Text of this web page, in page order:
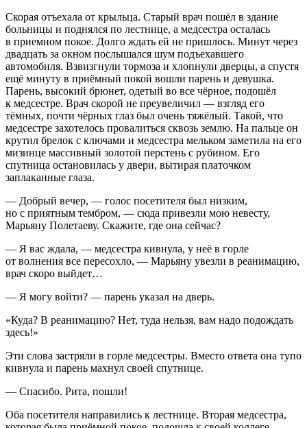
Скорая отъехала от крыльца. Старый врач пошёл в здание
больницы и поднялся по лестнице, а медсестра осталась
в приемном покое. Долго ждать ей не пришлось. Минут через
двадцать за окном послышался шум подъехавшего
автомобиля. Взвизгнули тормоза и хлопнули дверцы, а спустя
ещё минуту в приёмный покой вошли парень и девушка.
Парень, высокий брюнет, одетый во все чёрное, подошёл
к медсестре. Врач скорой не преувеличил — взгляд его
тёмных, почти чёрных глаз был очень тяжёлый. Такой, что
медсестре захотелось провалиться сквозь землю. На пальце он
крутил брелок с ключами и медсестра мельком заметила на его
мизинце массивный золотой перстень с рубином. Его
спутница остановилась у двери, вытирая платочком
заплаканные глаза.
— Добрый вечер, — голос посетителя был низким,
но с приятным тембром, — сюда привезли мою невесту,
Марьяну Полетаеву. Скажите, где она сейчас?
— Я вас ждала, — медсестра кивнула, у неё в горле
от волнения все пересохло, — Марьяну увезли в реанимацию,
врач скоро выйдет…
— Я могу войти? — парень указал на дверь.
«Куда? В реанимацию? Нет, туда нельзя, вам надо подождать
здесь!»
Эти слова застряли в горле медсестры. Вместо ответа она тупо
кивнула и парень махнул своей спутнице.
— Спасибо. Рита, пошли!
Оба посетителя направились к лестнице. Вторая медсестра,